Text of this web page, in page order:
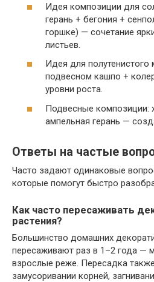
Идея композиции для
герань + бегония +
горшке) — сочетание
листьев.
Идея для полутенистого
подвесном кашпо +
уровни роста.
Подвесные композиции:
ампельная герань —
Ответы на частые
Часто задают одинаковые
которые помогут быстро
Как часто пересаживать
растения?
Большинство домашних
пересаживают раз в 1–2 года —
взрослые реже. Пересадка
замусоривании корней,